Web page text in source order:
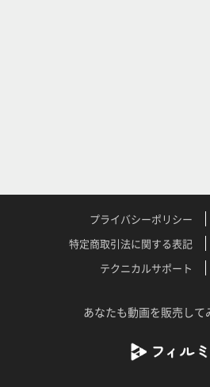
プライバシーポリシー
特定商取引法に関する表記
テクニカルサポート
あなたも動画を販売して